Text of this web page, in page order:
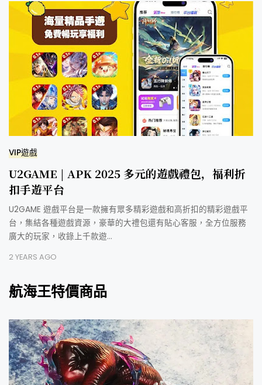
VIP遊戲
U2GAME | APK 2025 多元的遊戲禮包，福利折
扣手遊平台
U2GAME 遊戲平台是一款擁有眾多精彩遊戲和高折扣的精彩遊戲平
台，集結各種遊戲資源，豪華的大禮包還有貼心客服，全方位服務
廣大的玩家，收錄上千款遊…
2 YEARS AGO
航海王特價商品